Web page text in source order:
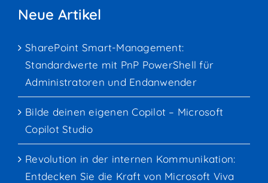
Neue Artikel
SharePoint Smart-Management:
Standardwerte mit PnP PowerShell für
Administratoren und Endanwender
Bilde deinen eigenen Copilot – Microsoft
Copilot Studio
Revolution in der internen Kommunikation:
Entdecken Sie die Kraft von Microsoft Viva